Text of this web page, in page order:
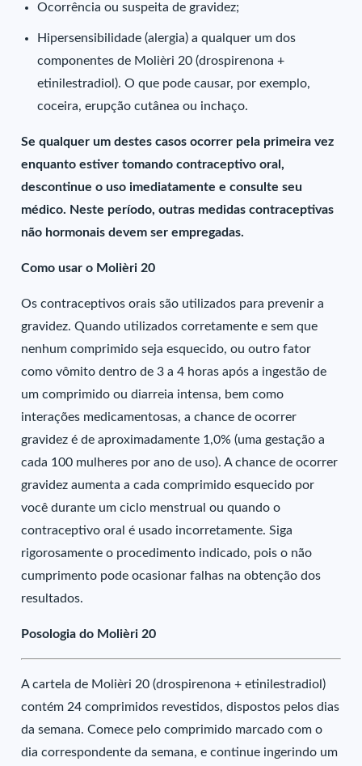
Ocorrência ou suspeita de gravidez;
Hipersensibilidade (alergia) a qualquer um dos
componentes de Molièri 20 (drospirenona +
etinilestradiol). O que pode causar, por exemplo,
coceira, erupção cutânea ou inchaço.
Se qualquer um destes casos ocorrer pela primeira vez
enquanto estiver tomando contraceptivo oral,
descontinue o uso imediatamente e consulte seu
médico. Neste período, outras medidas contraceptivas
não hormonais devem ser empregadas.
Como usar o Molièri 20
Os contraceptivos orais são utilizados para prevenir a
gravidez. Quando utilizados corretamente e sem que
nenhum comprimido seja esquecido, ou outro fator
como vômito dentro de 3 a 4 horas após a ingestão de
um comprimido ou diarreia intensa, bem como
interações medicamentosas, a chance de ocorrer
gravidez é de aproximadamente 1,0% (uma gestação a
cada 100 mulheres por ano de uso). A chance de ocorrer
gravidez aumenta a cada comprimido esquecido por
você durante um ciclo menstrual ou quando o
contraceptivo oral é usado incorretamente. Siga
rigorosamente o procedimento indicado, pois o não
cumprimento pode ocasionar falhas na obtenção dos
resultados.
Posologia do Molièri 20
A cartela de Molièri 20 (drospirenona + etinilestradiol)
contém 24 comprimidos revestidos, dispostos pelos dias
da semana. Comece pelo comprimido marcado com o
dia correspondente da semana, e continue ingerindo um